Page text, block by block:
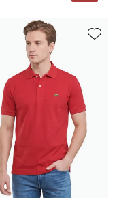
favorieten